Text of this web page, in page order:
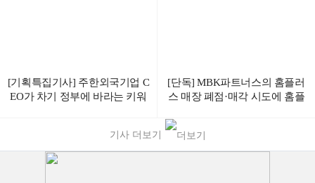
[기획특집기사] 주한외국기업 C
EO가 차기 정부에 바라는 키워
[단독] MBK파트너스의 홈플러
스 매장 폐점·매각 시도에 홈플
기사 더보기